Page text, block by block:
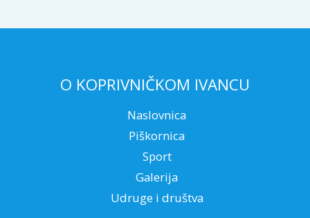
O KOPRIVNIČKOM IVANCU
Naslovnica
Piškornica
Sport
Galerija
Udruge i društva